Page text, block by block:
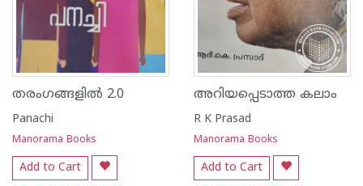
തരംഗങ്ങളിൽ 2.0
Panachi
Manorama Books
Add to Cart
അറിയപ്പെടാത്ത കലാം
R K Prasad
Manorama Books
Add to Cart